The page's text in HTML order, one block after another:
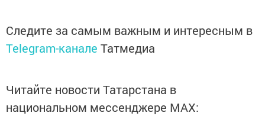
Следите за самым важным и интересным в
Telegram-канале Татмедиа
Читайте новости Татарстана в
национальном мессенджере MАХ: